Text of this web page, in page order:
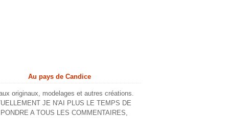
Au pays de Candice
originaux, modelages et autres créations.
JE N'AI PLUS LE TEMPS DE
A TOUS LES COMMENTAIRES,